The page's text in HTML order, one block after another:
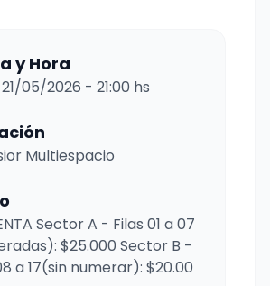
y Hora
05/2026 - 21:00 hs
Multiespacio
Sector A - Filas 01 a 07
$25.000 Sector B -
a 17(sin numerar): $20.00